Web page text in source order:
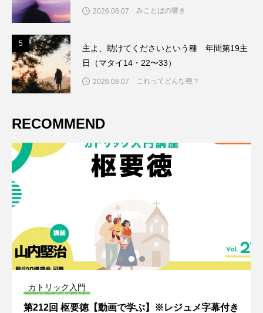
2026.08.07 みことばの響き
5
主よ、助けてくださいという種 年間第19主
日（マタイ14・22〜33）
2026.08.07 これってどんな種？
RECOMMEND
カトリック入門
第212回 枢要徳【動画で学ぶ】※レジュメ字幕付き